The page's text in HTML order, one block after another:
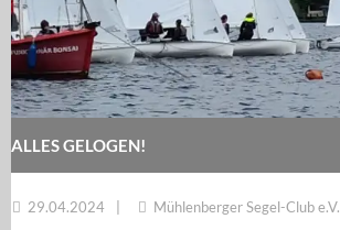
ALLES GELOGEN!
29.04.2024 Mühlenberger Segel-Club e.V.